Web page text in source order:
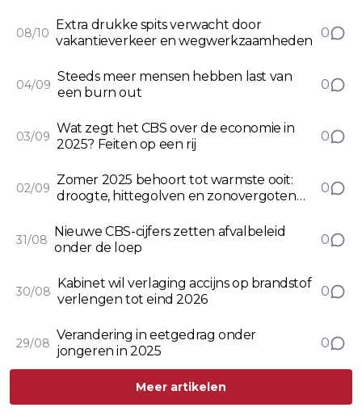
08/10
Extra drukke spits verwacht door
vakantieverkeer en wegwerkzaamheden
0
04/09
Steeds meer mensen hebben last van
een burn out
0
03/09
Wat zegt het CBS over de economie in
2025? Feiten op een rij
0
02/09
Zomer 2025 behoort tot warmste ooit:
droogte, hittegolven en zonovergoten
0
31/08
Nieuwe CBS-cijfers zetten afvalbeleid
onder de loep
0
30/08
Kabinet wil verlaging accijns op brandstof
verlengen tot eind 2026
0
29/08
Verandering in eetgedrag onder
jongeren in 2025
0
Meer artikelen